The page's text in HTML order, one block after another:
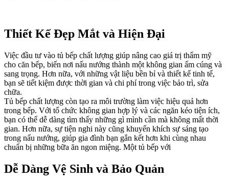
Thiết Kế Đẹp Mắt và Hiện Đại
Việc đầu tư vào tủ bếp chất lượng giúp nâng cao giá trị thẩm mỹ
cho căn bếp, biến nơi nấu nướng thành một không gian ấm cúng và
sang trọng. Hơn nữa, với những vật liệu bền bỉ và thiết kế tinh tế,
bạn sẽ tiết kiệm được thời gian và chi phí trong việc bảo trì, sửa
chữa.
Tủ bếp chất lượng còn tạo ra môi trường làm việc hiệu quả hơn
trong bếp. Với tổ chức không gian hợp lý và các ngăn kéo tiện ích,
bạn có thể dễ dàng tìm thấy những gì mình cần mà không mất thời
gian. Hơn nữa, sự tiện nghi này cũng khuyến khích sự sáng tạo
trong nấu nướng, giúp gia đình bạn gắn kết hơn khi cùng nhau
chuẩn bị những bữa ăn ngon miệng. Một tủ bếp với
Dễ Dàng Vệ Sinh và Bảo Quản